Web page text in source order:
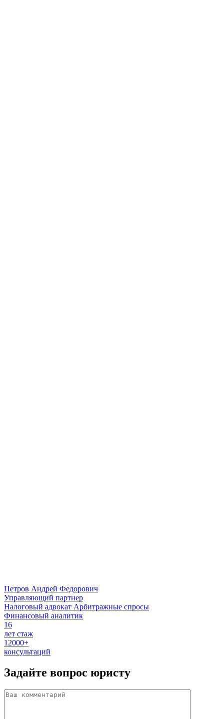
Петров Андрей Федорович
Управляющий партнер
Налоговый адвокат Арбитражные спросы
Финансовый аналитик
16
лет стаж
12000+
консультаций
Задайте вопрос юристу